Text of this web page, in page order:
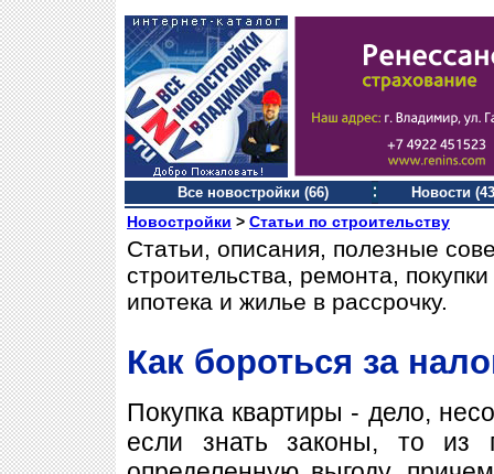
Все новостройки (66) Новости
Новостройки > Статьи по строительству
Статьи, описания, полезные
строительства, ремонта,
ипотека и жилье в рассрочку.
Как бороться за
Покупка квартиры - дело,
если знать законы, то из